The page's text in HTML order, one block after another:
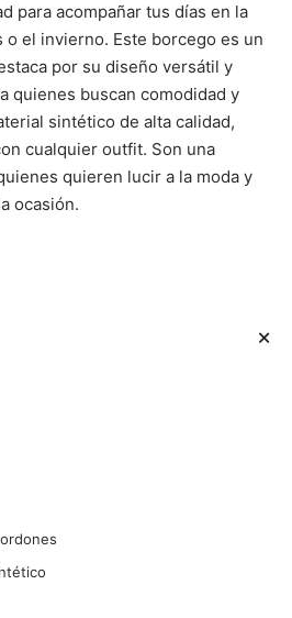
para acompañar tus días en la
o el invierno. Este borcego es un
por su diseño versátil y
quienes buscan comodidad y
sintético de alta calidad,
cualquier outfit. Son una
quieren lucir a la moda y
ocasión.